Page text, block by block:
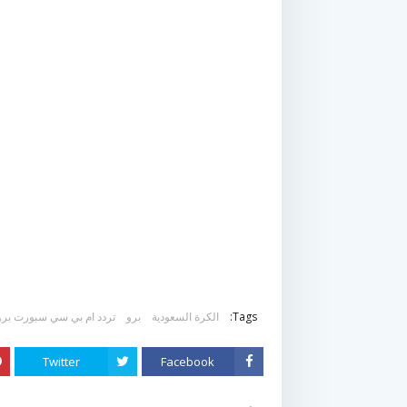
Tags: الكرة السعودية برو تردد ام بي سي سبورت
Facebook
Twitter